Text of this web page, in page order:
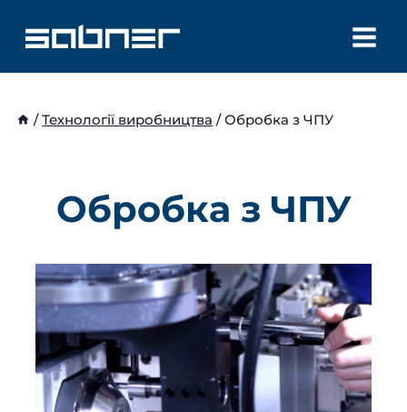
вмісту
/ Технології виробництва / Обробка з ЧПУ
Обробка з ЧПУ